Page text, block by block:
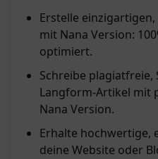
Erstelle
mit Nana Version:
optimiert.
Schreibe plagiatfreie,
Langform-Artikel mit
Nana Version.
Erhalte hochwertige,
deine Website oder